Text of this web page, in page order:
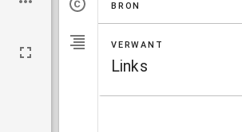
BRON
VERWANT
Links